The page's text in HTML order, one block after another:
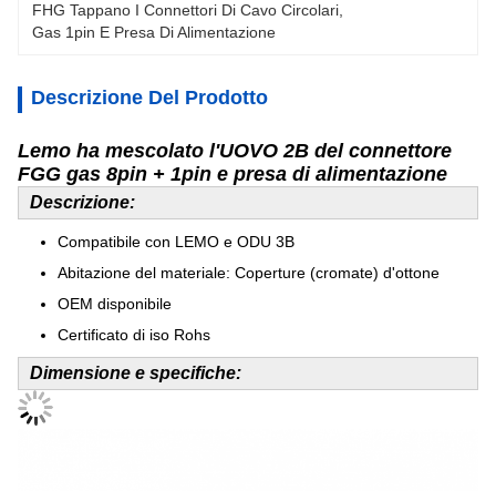
FHG Tappano I Connettori Di Cavo Circolari
Gas 1pin E Presa Di Alimentazione
Descrizione Del Prodotto
Lemo ha mescolato l'UOVO 2B del connettore
FGG gas 8pin + 1pin e presa di alimentazione
Descrizione:
Compatibile con LEMO e ODU 3B
Abitazione del materiale: Coperture (cromate) d'ottone
OEM disponibile
Certificato di iso Rohs
Dimensione e specifiche: